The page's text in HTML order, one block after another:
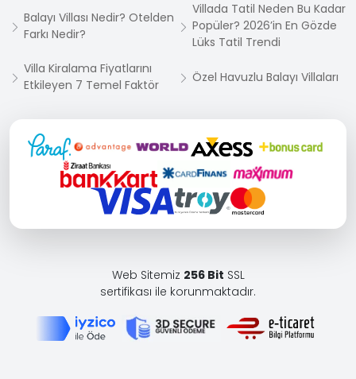
Balayı Villası Nedir? Otelden
Farkı Nedir?
Villada Tatil Neden Bu Kadar
Popüler? 2026’in En Gözde
Lüks Tatil Trendi
Villa Kiralama Fiyatlarını
Etkileyen 7 Temel Faktör
Özel Havuzlu Balayı Villaları
Web Sitemiz 256 Bit SSL
sertifikası ile korunmaktadır.